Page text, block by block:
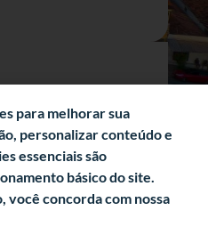
para melhorar sua
personalizar conteúdo e
essenciais são
básico do site.
você concorda com nossa